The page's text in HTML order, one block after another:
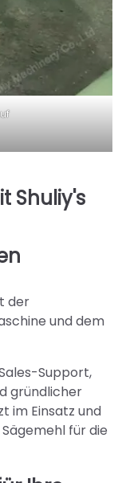
Shuliy's
der
und dem
Support,
gründlicher
im Einsatz und
für die